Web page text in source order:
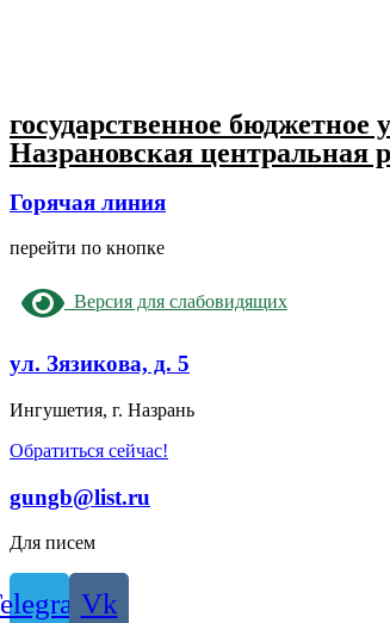
государственное бюджетное
Назрановская центральная
Горячая линия
перейти по кнопке
Версия для слабовидящих
ул. Зязикова, д. 5
Ингушетия, г. Назрань
Обратиться сейчас!
gungb@list.ru
Для писем
Vk